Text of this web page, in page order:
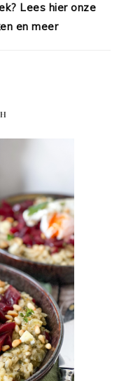
Lees hier onze
en meer